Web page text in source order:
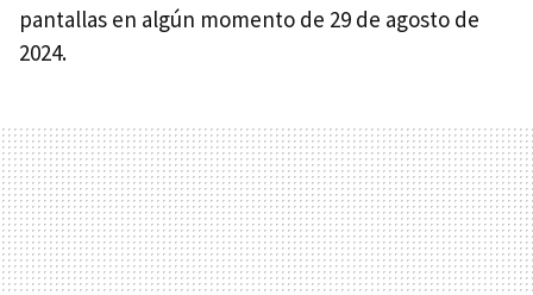
pantallas en algún momento de 29 de agosto de
2024.